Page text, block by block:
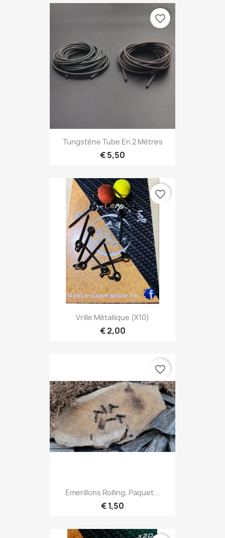
Tungstène Tube En 2 Mètres
€ 5,50
favorite_border
Vrille Métallique (x10)
€ 2,00
favorite_border
Emerillons Rolling, Paquet...
€ 1,50
favorite_border